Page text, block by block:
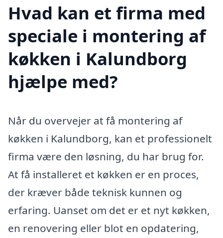
Hvad kan et firma med
speciale i montering af
køkken i Kalundborg
hjælpe med?
Når du overvejer at få montering af
køkken i Kalundborg, kan et professionelt
firma være den løsning, du har brug for.
At få installeret et køkken er en proces,
der kræver både teknisk kunnen og
erfaring. Uanset om det er et nyt køkken,
en renovering eller blot en opdatering,